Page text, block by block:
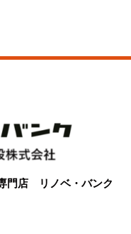
門店 リノベ・バンク